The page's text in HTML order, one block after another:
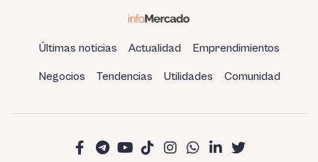
Últimas noticias Actualidad Emprendimientos
Negocios Tendencias Utilidades Comunidad